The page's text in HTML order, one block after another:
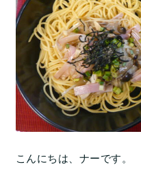
こんにちは、ナーです。